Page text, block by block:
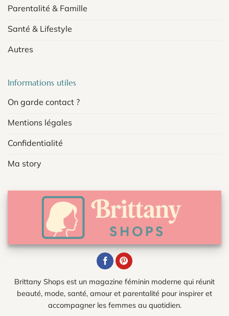
Parentalité & Famille
Santé & Lifestyle
Autres
Informations utiles
On garde contact ?
Mentions légales
Confidentialité
Ma story
Brittany Shops est un magazine féminin moderne qui réunit
beauté, mode, santé, amour et parentalité pour inspirer et
accompagner les femmes au quotidien.